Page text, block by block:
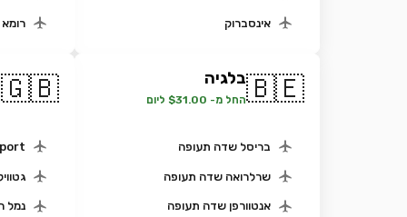
אינסברוק רומא
🇧🇪בלגיה
החל מ- $31.00 ליום
בריסל שדה תעופה
שרלרואה שדה תעופה
אנטוורפן שדה תעופה
🇬🇧
נמל